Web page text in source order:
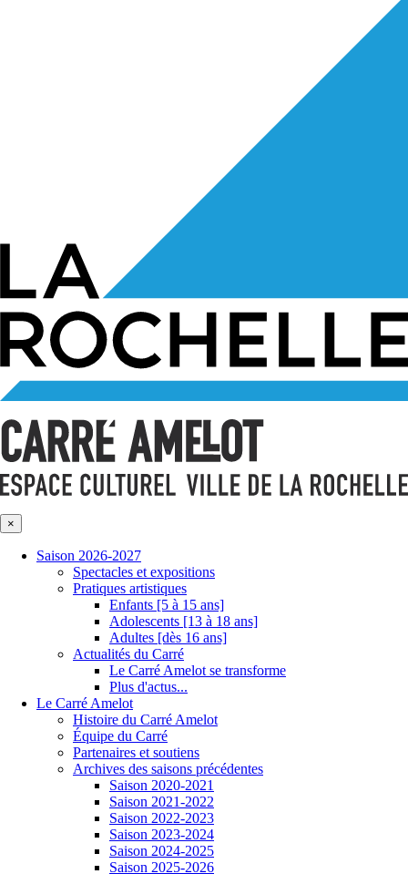
×
Saison 2026-2027
Spectacles et expositions
Pratiques artistiques
Enfants [5 à 15 ans]
Adolescents [13 à 18 ans]
Adultes [dès 16 ans]
Actualités du Carré
Le Carré Amelot se transforme
Plus d'actus...
Le Carré Amelot
Histoire du Carré Amelot
Équipe du Carré
Partenaires et soutiens
Archives des saisons précédentes
Saison 2020-2021
Saison 2021-2022
Saison 2022-2023
Saison 2023-2024
Saison 2024-2025
Saison 2025-2026